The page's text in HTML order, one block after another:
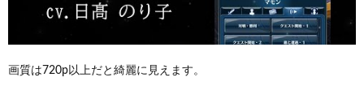
画質は720p以上だと綺麗に見えます。